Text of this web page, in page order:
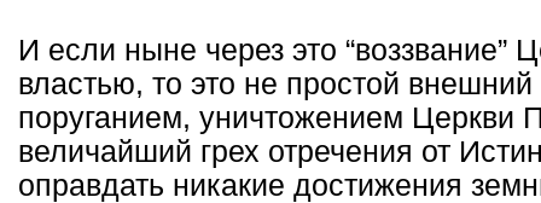
И если ныне через это “воззвание”
властью, то это не простой
поруганием, уничтожением Церкви
величайший грех отречения от
оправдать никакие достижения